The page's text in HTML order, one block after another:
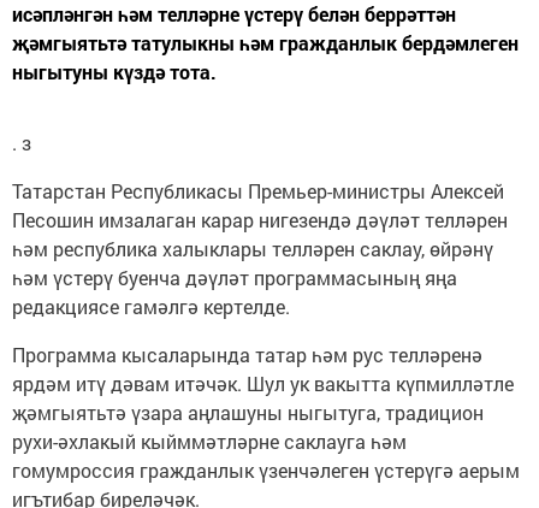
исәпләнгән һәм телләрне үстерү белән беррәттән
җәмгыятьтә татулыкны һәм гражданлык бердәмлеген
ныгытуны күздә тота.
. з
Татарстан Республикасы Премьер-министры Алексей
Песошин имзалаган карар нигезендә дәүләт телләрен
һәм республика халыклары телләрен саклау, өйрәнү
һәм үстерү буенча дәүләт программасының яңа
редакциясе гамәлгә кертелде.
Программа кысаларында татар һәм рус телләренә
ярдәм итү дәвам итәчәк. Шул ук вакытта күпмилләтле
җәмгыятьтә үзара аңлашуны ныгытуга, традицион
рухи-әхлакый кыйммәтләрне саклауга һәм
гомумроссия гражданлык үзенчәлеген үстерүгә аерым
игътибар биреләчәк.